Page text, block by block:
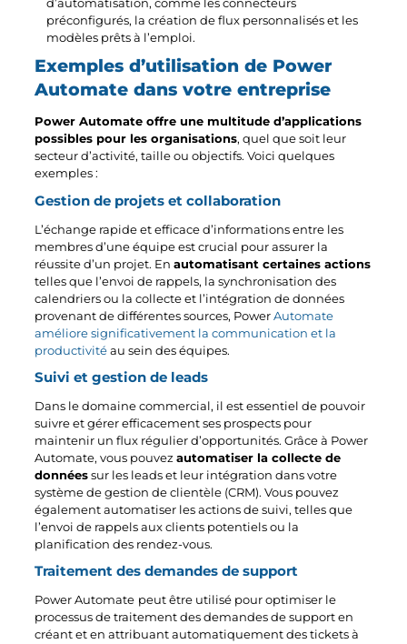
d’automatisation, comme les connecteurs
préconfigurés, la création de flux personnalisés et les
modèles prêts à l’emploi.
Exemples d’utilisation de Power
Automate dans votre entreprise
Power Automate offre une multitude d’applications
possibles pour les organisations, quel que soit leur
secteur d’activité, taille ou objectifs. Voici quelques
exemples :
Gestion de projets et collaboration
L’échange rapide et efficace d’informations entre les
membres d’une équipe est crucial pour assurer la
réussite d’un projet. Enautomatisant certaines actions
telles que l’envoi de rappels, la synchronisation des
calendriers ou la collecte et l’intégration de données
provenant de différentes sources, PowerAutomate
améliore significativement la communication et la
productivité au sein des équipes.
Suivi et gestion de leads
Dans le domaine commercial, il est essentiel de pouvoir
suivre et gérer efficacement ses prospects pour
maintenir un flux régulier d’opportunités. Grâce à Power
Automate, vous pouvezautomatiser la collecte de
données sur les leads et leur intégration dans votre
système de gestion de clientèle (CRM). Vous pouvez
également automatiser les actions de suivi, telles que
l’envoi de rappels aux clients potentiels ou la
planification des rendez-vous.
Traitement des demandes de support
Power Automate peut être utilisé pour optimiser le
processus de traitement des demandes de support en
créant et en attribuant automatiquement des tickets à